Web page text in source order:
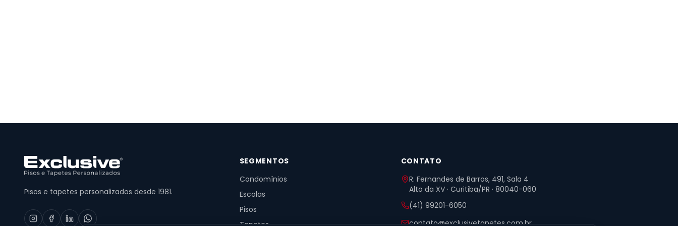
Pisos e tapetes personalizados desde 1981.
SEGMENTOS
Condomínios
Escolas
Pisos
CONTATO
R. Fernandes de Barros, 491, Sala 4
Alto da XV · Curitiba/PR · 80040-060
(41) 99201-6050
contato@exclusivetapetes.com.br